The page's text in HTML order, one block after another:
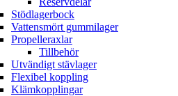
Stödlagerbock
Vattensmört gummilager
Propelleraxlar
Tillbehör
Utvändigt stävlager
Flexibel koppling
Klämkopplingar